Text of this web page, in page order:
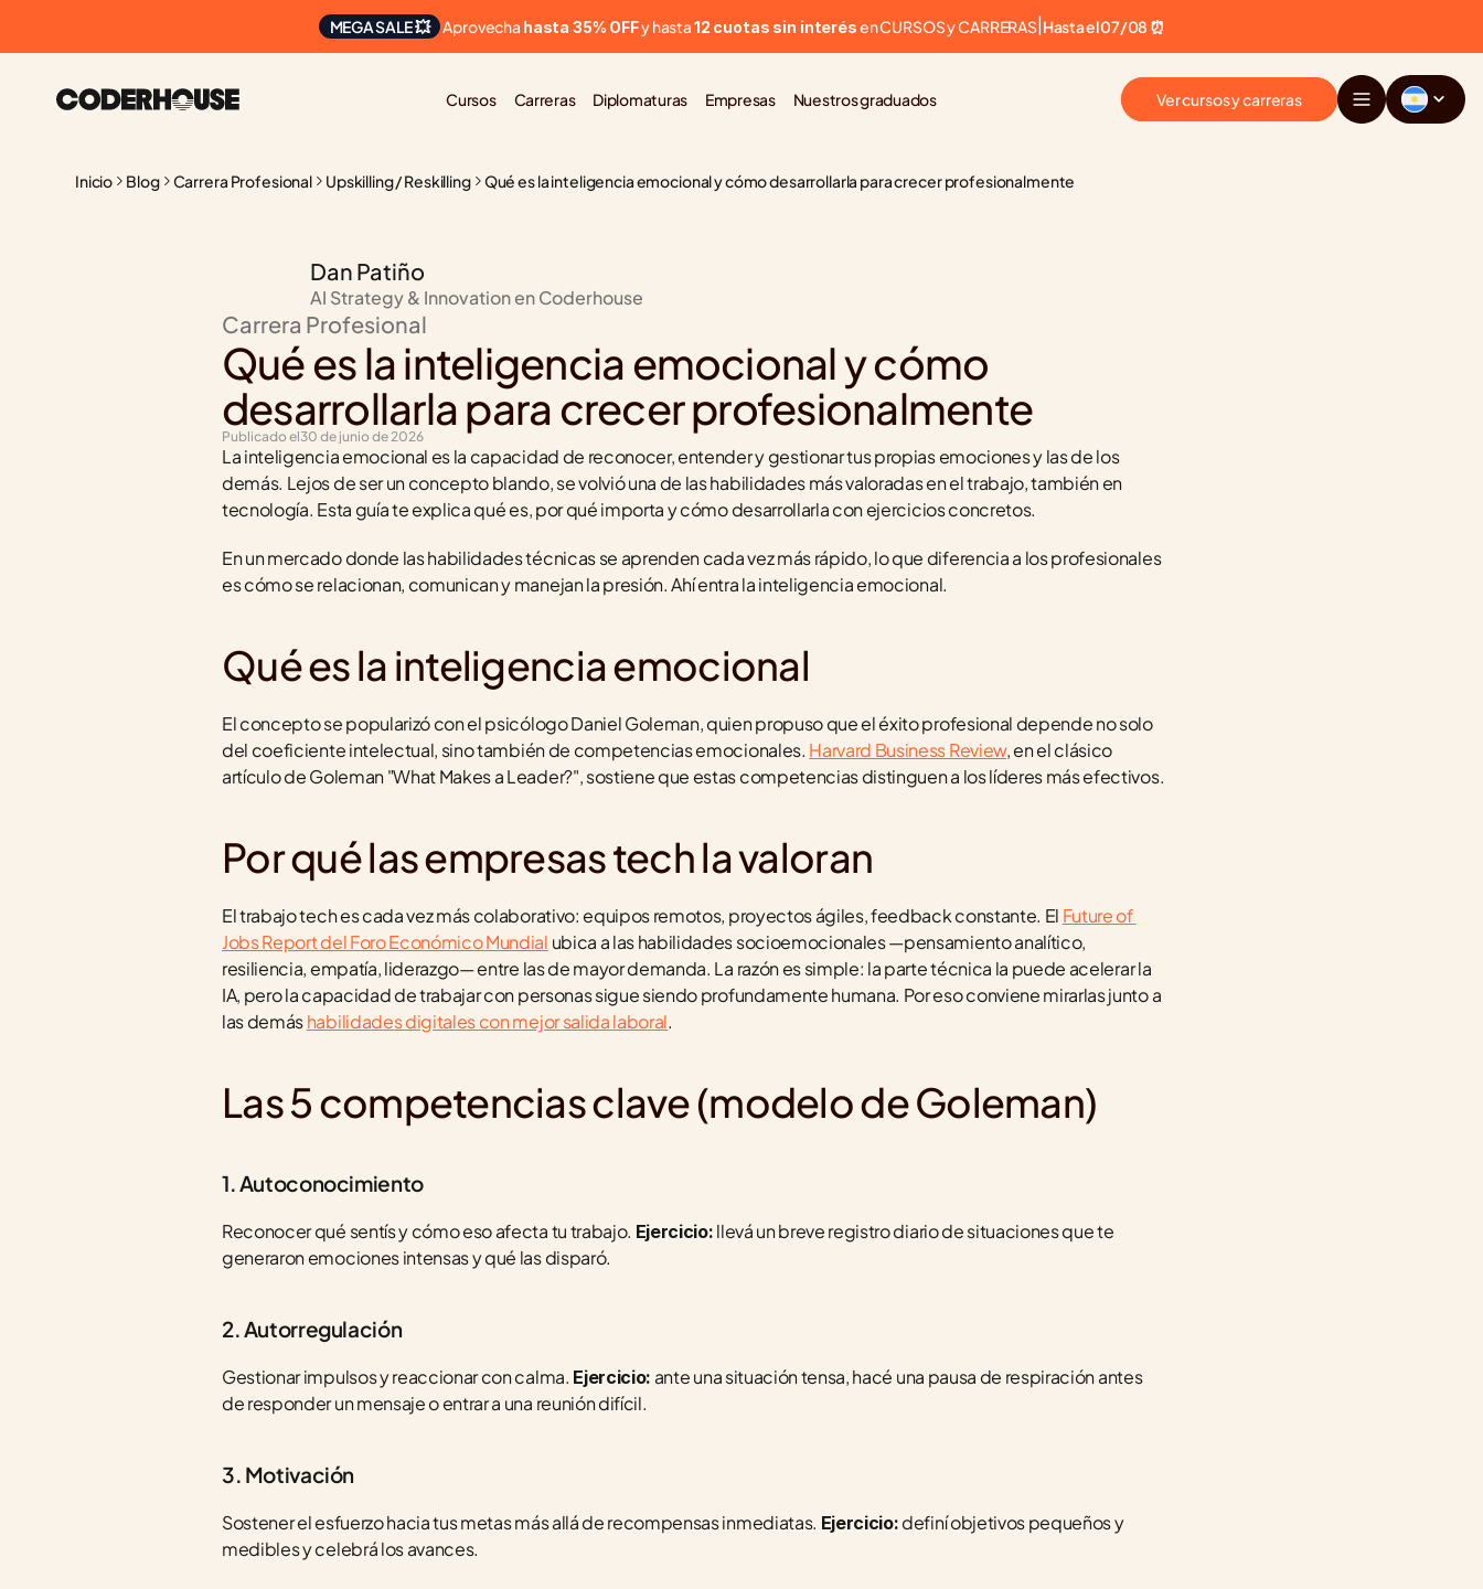
MEGA SALE 💥 Aprovecha hasta 35% OFF y hasta 12 cuotas sin interés en CURSOS y CARRERAS| Hasta el 07/08 ⏰
Cursos Carreras Diplomaturas Empresas Nuestros graduados Ver cursos y carreras
Inicio Blog Carrera Profesional Upskilling / Reskilling Qué es la inteligencia emocional y cómo desarrollarla para crecer profesionalmente
Dan Patiño
AI Strategy & Innovation en Coderhouse
Carrera Profesional
Qué es la inteligencia emocional y cómo
desarrollarla para crecer profesionalmente
Publicado el30 de junio de 2026
La inteligencia emocional es la capacidad de reconocer, entender y gestionar tus propias emociones y las de los
demás. Lejos de ser un concepto blando, se volvió una de las habilidades más valoradas en el trabajo, también en
tecnología. Esta guía te explica qué es, por qué importa y cómo desarrollarla con ejercicios concretos.
En un mercado donde las habilidades técnicas se aprenden cada vez más rápido, lo que diferencia a los profesionales
es cómo se relacionan, comunican y manejan la presión. Ahí entra la inteligencia emocional.
Qué es la inteligencia emocional
El concepto se popularizó con el psicólogo Daniel Goleman, quien propuso que el éxito profesional depende no solo
del coeficiente intelectual, sino también de competencias emocionales. Harvard Business Review, en el clásico
artículo de Goleman "What Makes a Leader?", sostiene que estas competencias distinguen a los líderes más efectivos.
Por qué las empresas tech la valoran
El trabajo tech es cada vez más colaborativo: equipos remotos, proyectos ágiles, feedback constante. El Future of
Jobs Report del Foro Económico Mundial ubica a las habilidades socioemocionales —pensamiento analítico,
resiliencia, empatía, liderazgo— entre las de mayor demanda. La razón es simple: la parte técnica la puede acelerar la
IA, pero la capacidad de trabajar con personas sigue siendo profundamente humana. Por eso conviene mirarlas junto a
las demás habilidades digitales con mejor salida laboral.
Las 5 competencias clave (modelo de Goleman)
1. Autoconocimiento
Reconocer qué sentís y cómo eso afecta tu trabajo. Ejercicio: llevá un breve registro diario de situaciones que te
generaron emociones intensas y qué las disparó.
2. Autorregulación
Gestionar impulsos y reaccionar con calma. Ejercicio: ante una situación tensa, hacé una pausa de respiración antes
de responder un mensaje o entrar a una reunión difícil.
3. Motivación
Sostener el esfuerzo hacia tus metas más allá de recompensas inmediatas. Ejercicio: definí objetivos pequeños y
medibles y celebrá los avances.